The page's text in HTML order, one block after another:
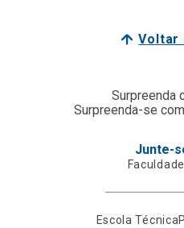
Voltar
Surpreenda
Surpreenda-se
Junte-
Escola Técnica